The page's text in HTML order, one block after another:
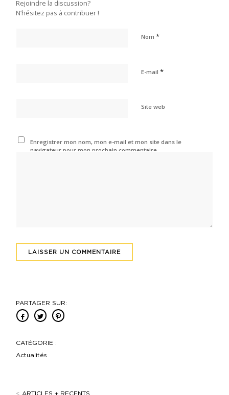
Rejoindre la discussion?
N’hésitez pas à contribuer !
Nom*
E-mail*
Site web
Enregistrer mon nom, mon e-mail et mon site dans le
navigateur pour mon prochain commentaire.
PARTAGER SUR:
CATÉGORIE :
Actualités
< ARTICLES + RECENTS